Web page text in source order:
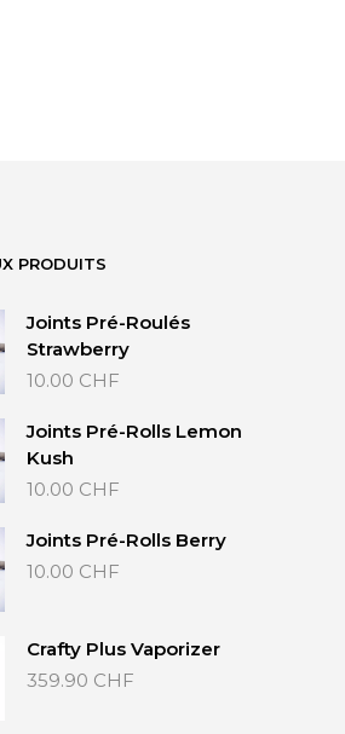
PRODUITS
Joints Pré-Roulés
Strawberry
10.00 CHF
Joints Pré-Rolls Lemon
Kush
10.00 CHF
Joints Pré-Rolls Berry
10.00 CHF
Crafty Plus Vaporizer
359.90 CHF